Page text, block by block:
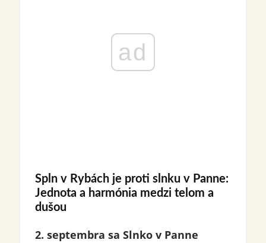
ad
Spln v Rybách je proti slnku v Panne:
Jednota a harmónia medzi telom a
dušou
2. septembra sa Slnko v Panne